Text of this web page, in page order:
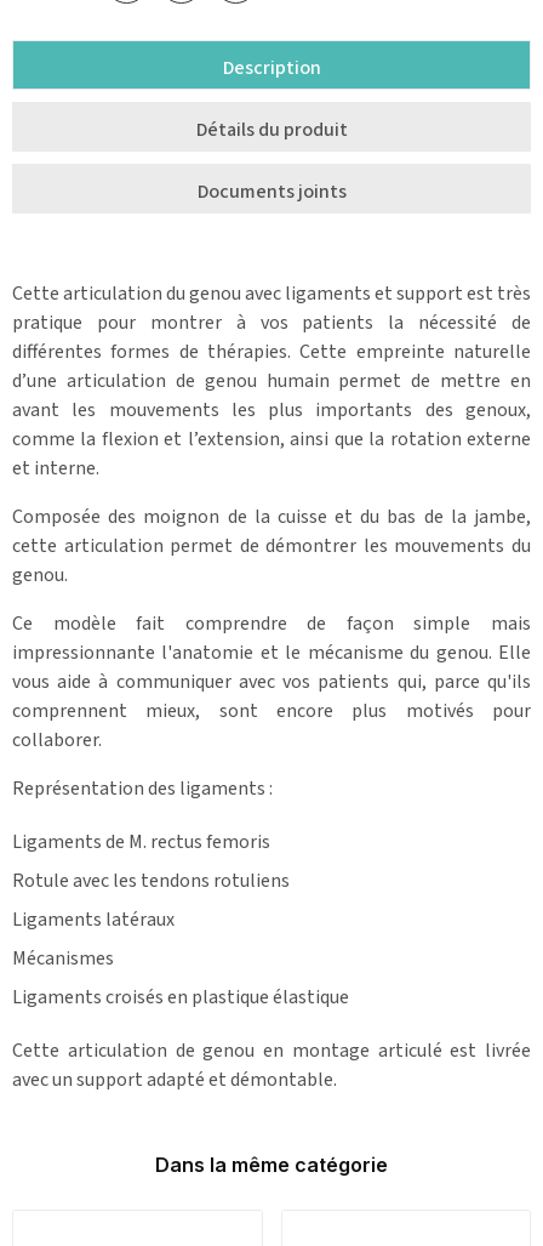
Description
Détails du produit
Documents joints
Cette articulation du genou avec ligaments et support est très
pratique pour montrer à vos patients la nécessité de
différentes formes de thérapies. Cette empreinte naturelle
d’une articulation de genou humain permet de mettre en
avant les mouvements les plus importants des genoux,
comme la flexion et l’extension, ainsi que la rotation externe
et interne.
Composée des moignon de la cuisse et du bas de la jambe,
cette articulation permet de démontrer les mouvements du
genou.
Ce modèle fait comprendre de façon simple mais
impressionnante l'anatomie et le mécanisme du genou. Elle
vous aide à communiquer avec vos patients qui, parce qu'ils
comprennent mieux, sont encore plus motivés pour
collaborer.
Représentation des ligaments :
Ligaments de M. rectus femoris
Rotule avec les tendons rotuliens
Ligaments latéraux
Mécanismes
Ligaments croisés en plastique élastique
Cette articulation de genou en montage articulé est livrée
avec un support adapté et démontable.
Dans la même catégorie